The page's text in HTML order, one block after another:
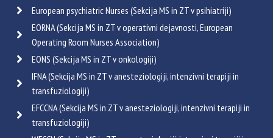
European psychiatric Nurses (Sekcija MS in ZT v psihiatriji)
EORNA (Sekcija MS in ZT v operativni dejavnosti, European
Operating Room Nurses Association)
EONS (Sekcija MS in ZT v onkologiji)
IFNA (Sekcija MS in ZT v anesteziologiji, intenzivni terapiji in
transfuziologiji)
EFCCNA (Sekcija MS in ZT v anesteziologiji, intenzivni terapiji in
transfuziologiji)